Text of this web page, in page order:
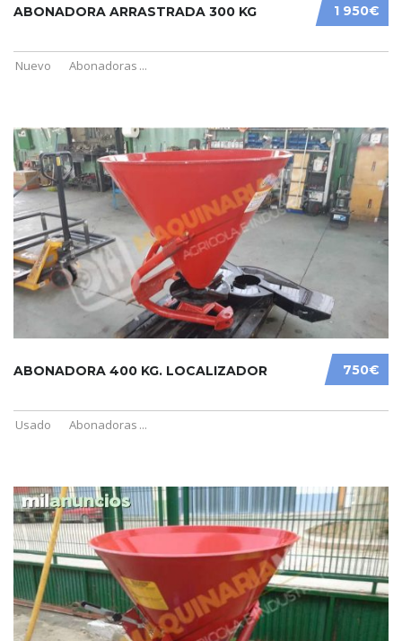
1 950€
ABONADORA ARRASTRADA 300 KG
Nuevo Abonadoras ...
750€
ABONADORA 400 KG. LOCALIZADOR
Usado Abonadoras ...